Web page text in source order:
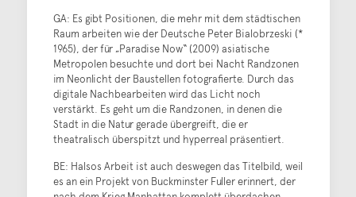
GA: Es gibt Positionen, die mehr mit dem städtischen
Raum arbeiten wie der Deutsche Peter Bialobrzeski (*
1965), der für „Paradise Now“ (2009) asiatische
Metropolen besuchte und dort bei Nacht Randzonen
im Neonlicht der Baustellen fotografierte. Durch das
digitale Nachbearbeiten wird das Licht noch
verstärkt. Es geht um die Randzonen, in denen die
Stadt in die Natur gerade übergreift, die er
theatralisch überspitzt und hyperreal präsentiert.
BE: Halsos Arbeit ist auch deswegen das Titelbild, weil
es an ein Projekt von Buckminster Fuller erinnert, der